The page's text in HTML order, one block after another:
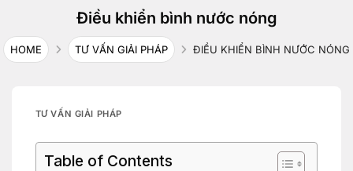
Điều khiển bình nước nóng
HOME TƯ VẤN GIẢI PHÁP ĐIỀU KHIỂN BÌNH NƯỚC NÓNG
TƯ VẤN GIẢI PHÁP
Table of Contents